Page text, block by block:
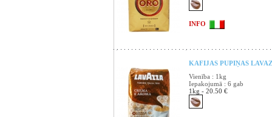
INFO
KAFIJAS PUPIŅAS
Vienība : 1kg
Iepakojumā : 6 gab
1kg - 20.50 €